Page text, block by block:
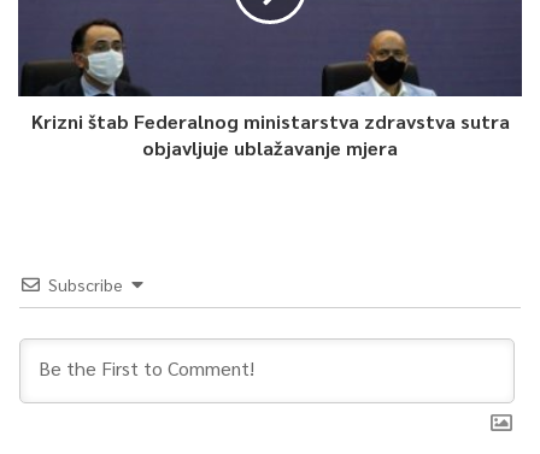
Krizni štab Federalnog ministarstva zdravstva sutra
objavljuje ublažavanje mjera
Subscribe